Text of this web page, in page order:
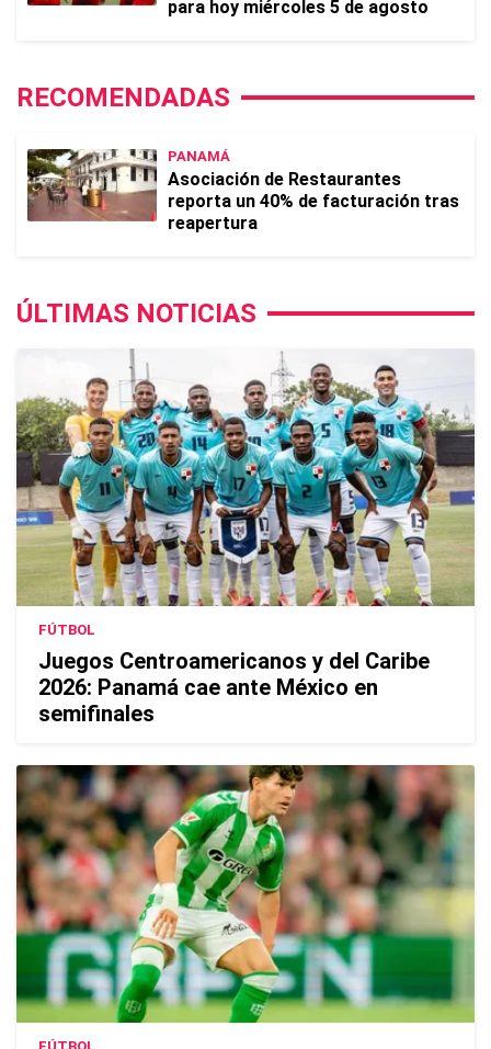
para hoy miércoles 5 de agosto
RECOMENDADAS
PANAMÁ
Asociación de Restaurantes
reporta un 40% de facturación tras
reapertura
ÚLTIMAS NOTICIAS
FÚTBOL
Juegos Centroamericanos y del Caribe
2026: Panamá cae ante México en
semifinales